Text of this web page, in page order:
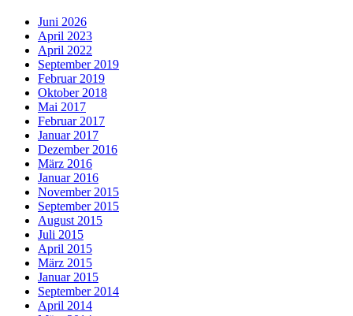
Juni 2026
April 2023
April 2022
September 2019
Februar 2019
Oktober 2018
Mai 2017
Februar 2017
Januar 2017
Dezember 2016
März 2016
Januar 2016
November 2015
September 2015
August 2015
Juli 2015
April 2015
März 2015
Januar 2015
September 2014
April 2014